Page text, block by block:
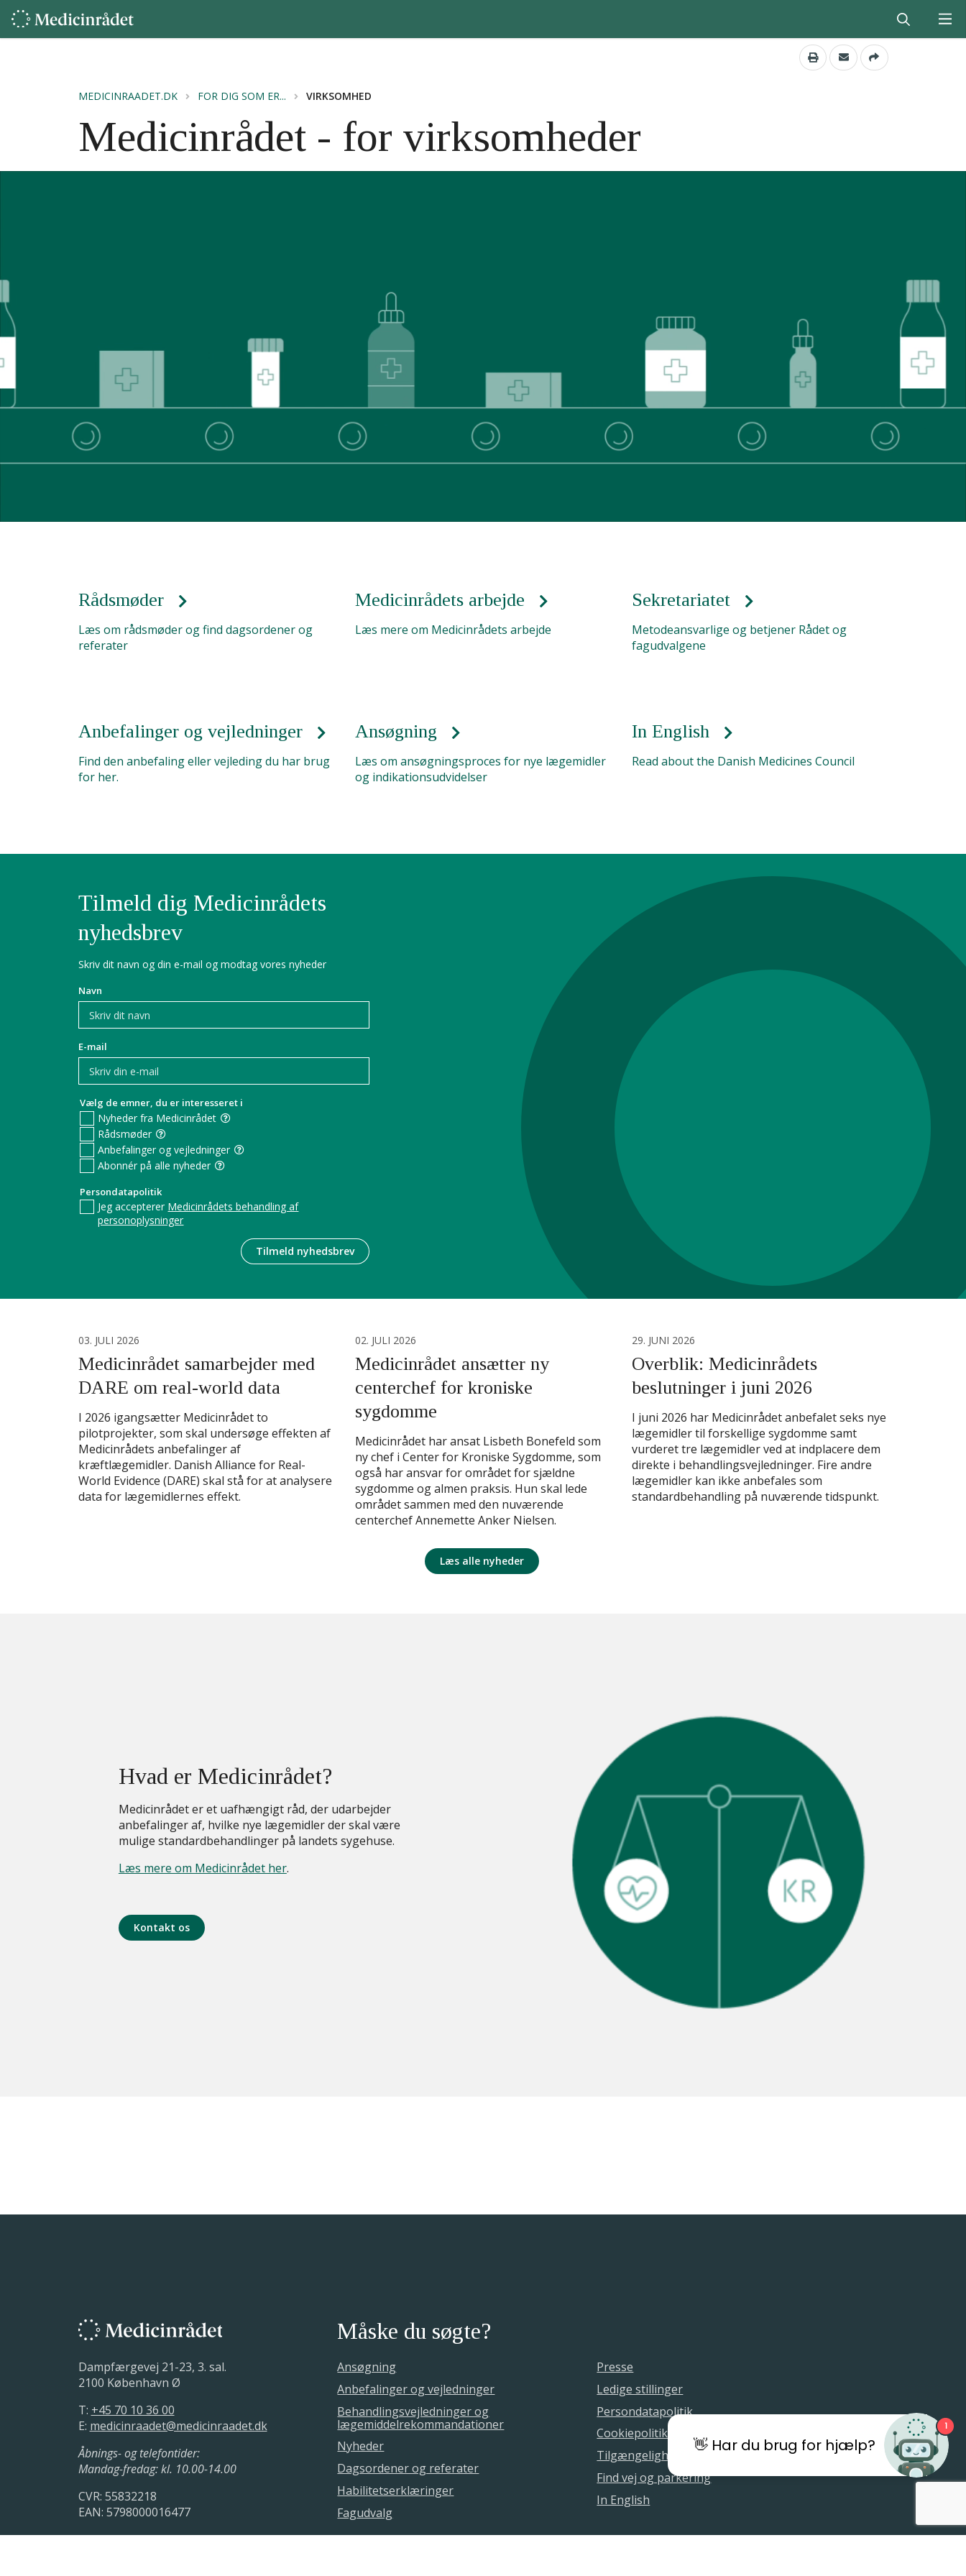
MEDICINRAADET.DK FOR DIG SOM ER... VIRKSOMHED
Medicinrådet - for virksomheder
Rådsmøder
Læs om rådsmøder og find dagsordener og
referater
Medicinrådets arbejde
Læs mere om Medicinrådets arbejde
Sekretariatet
Metodeansvarlige og betjener Rådet og
fagudvalgene
Anbefalinger og vejledninger
Find den anbefaling eller vejleding du har brug
for her.
Ansøgning
Læs om ansøgningsproces for nye lægemidler
og indikationsudvidelser
In English
Read about the Danish Medicines Council
Tilmeld dig Medicinrådets
nyhedsbrev
Skriv dit navn og din e-mail og modtag vores nyheder
Navn
E-mail
Vælg de emner, du er interesseret i
Nyheder fra Medicinrådet
Rådsmøder
Anbefalinger og vejledninger
Abonnér på alle nyheder
Persondatapolitik
Jeg accepterer Medicinrådets behandling af
personoplysninger
Tilmeld nyhedsbrev
03. JULI 2026
Medicinrådet samarbejder med
DARE om real-world data
I 2026 igangsætter Medicinrådet to
pilotprojekter, som skal undersøge effekten af
Medicinrådets anbefalinger af
kræftlægemidler. Danish Alliance for Real-
World Evidence (DARE) skal stå for at analysere
data for lægemidlernes effekt.
02. JULI 2026
Medicinrådet ansætter ny
centerchef for kroniske
sygdomme
Medicinrådet har ansat Lisbeth Bonefeld som
ny chef i Center for Kroniske Sygdomme, som
også har ansvar for området for sjældne
sygdomme og almen praksis. Hun skal lede
området sammen med den nuværende
centerchef Annemette Anker Nielsen.
29. JUNI 2026
Overblik: Medicinrådets
beslutninger i juni 2026
I juni 2026 har Medicinrådet anbefalet seks nye
lægemidler til forskellige sygdomme samt
vurderet tre lægemidler ved at indplacere dem
direkte i behandlingsvejledninger. Fire andre
lægemidler kan ikke anbefales som
standardbehandling på nuværende tidspunkt.
Læs alle nyheder
Hvad er Medicinrådet?
Medicinrådet er et uafhængigt råd, der udarbejder
anbefalinger af, hvilke nye lægemidler der skal være
mulige standardbehandlinger på landets sygehuse.
Læs mere om Medicinrådet her.
Kontakt os
Dampfærgevej 21-23, 3. sal.
2100 København Ø
T: +45 70 10 36 00
E: medicinraadet@medicinraadet.dk
Åbnings- og telefontider:
Mandag-fredag: kl. 10.00-14.00
CVR: 55832218
EAN: 5798000016477
LinkedIn
Måske du søgte?
Ansøgning
Anbefalinger og vejledninger
Behandlingsvejledninger og
lægemiddelrekommandationer
Nyheder
Dagsordener og referater
Habilitetserklæringer
Fagudvalg
Presse
Ledige stillinger
Persondatapolitik
Cookiepolitik
Tilgængelighedserklæring
Find vej og parkering
In English
👋 Har du brug for hjælp?
1